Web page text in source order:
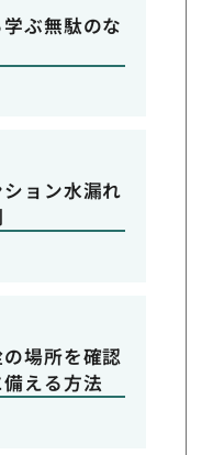
ぶ無駄のな
ョン水漏れ
場所を確認
える方法